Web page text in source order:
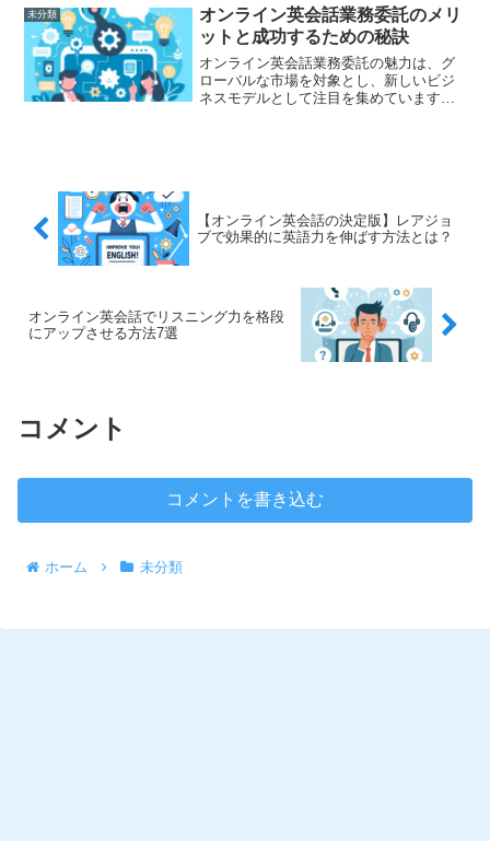
イン英会話QQを最大限に活用するための
効果的な方法と、その...
未分類
オンライン英会話業務委託のメリ
ットと成功するための秘訣
オンライン英会話業務委託の魅力は、グ
ローバルな市場を対象とし、新しいビジ
ネスモデルとして注目を集めています。
【オンライン英会話の決定版】レアジョ
ブで効果的に英語力を伸ばす方法とは？
オンライン英会話でリスニング力を格段
にアップさせる方法7選
コメント
コメントを書き込む
ホーム 未分類